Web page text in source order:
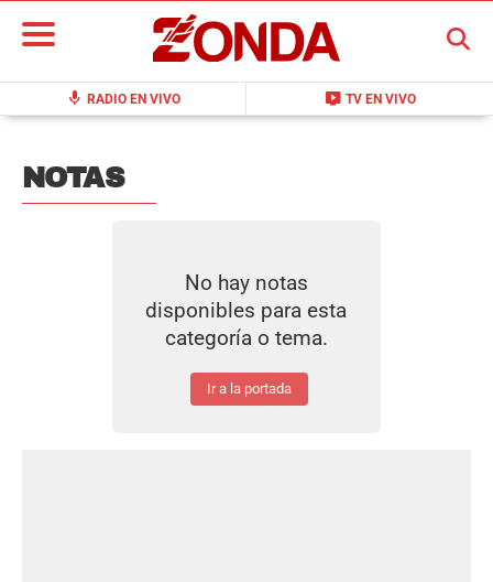
mic RADIO EN VIVO live_tv TV EN VIVO
BUSCAR
NOTAS
No hay notas
disponibles para esta
categoría o tema.
Ir a la portada